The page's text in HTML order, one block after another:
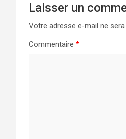
Laisser un
Votre adresse e-mail ne sera
Commentaire *